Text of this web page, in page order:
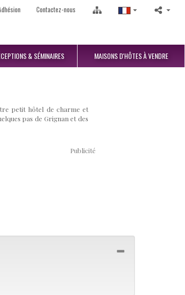
Contactez-nous
& SÉMINAIRES MAISONS D'HÔTESÀ VENDRE
petit hôtel de charme et
pas de Grignan et des
Publicité